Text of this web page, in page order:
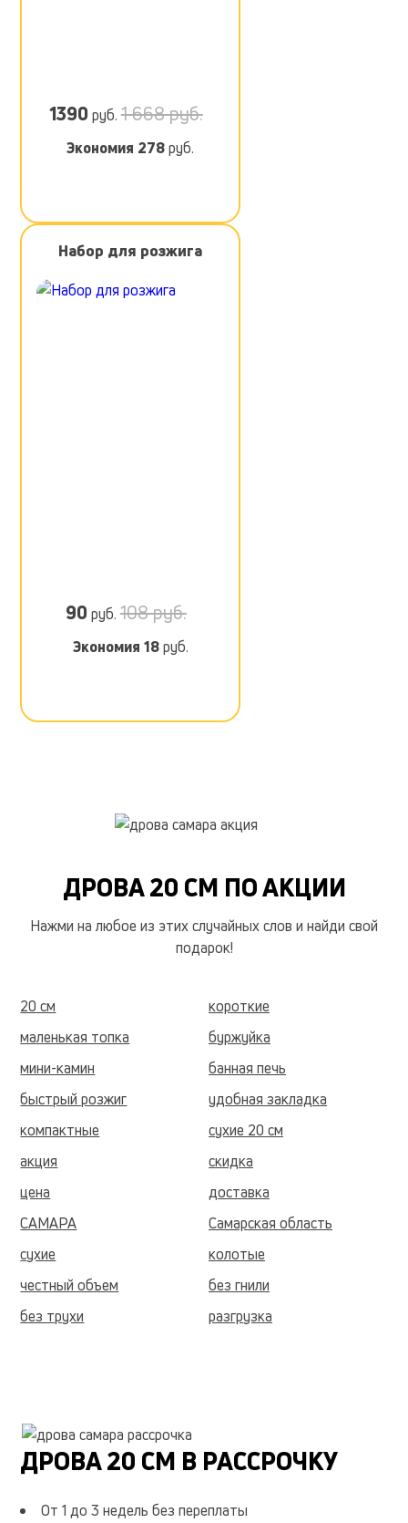
1390 руб. 1 668 руб.
Экономия 278руб.
Набор для розжига
90 руб. 108 руб.
Экономия 18руб.
ДРОВА 20 СМ ПО АКЦИИ
Нажми на любое из этих случайных слов и найди свой
подарок!
20 см
короткие
маленькая топка
буржуйка
мини-камин
банная печь
быстрый розжиг
удобная закладка
компактные
сухие 20 см
акция
скидка
цена
доставка
САМАРА
Самарская область
сухие
колотые
честный объем
без гнили
без трухи
разгрузка
ДРОВА 20 СМ В РАССРОЧКУ
От 1 до 3 недель без переплаты